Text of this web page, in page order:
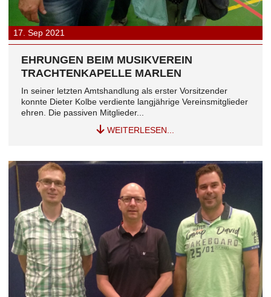
17. Sep 2021
EHRUNGEN BEIM MUSIKVEREIN
TRACHTENKAPELLE MARLEN
In seiner letzten Amtshandlung als erster Vorsitzender
konnte Dieter Kolbe verdiente langjährige Vereinsmitglieder
ehren. Die passiven Mitglieder...
WEITERLESEN...